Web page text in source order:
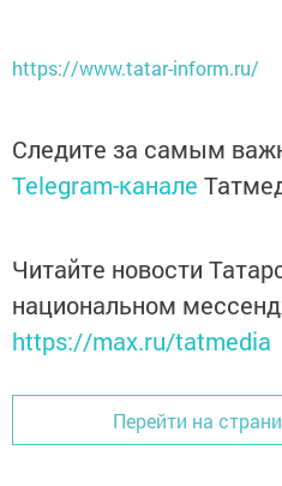
https://www.tatar-inform.ru/
Следите за самым
Telegram-канале
Читайте новости
национальном
https://max.ru/tatmedia
Перейти на